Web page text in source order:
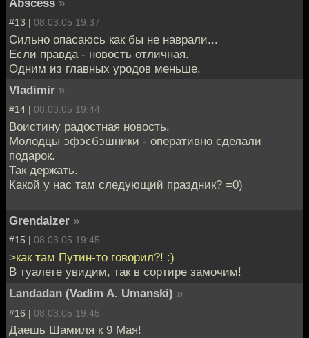
Abscess »
#13 | 08.03.05 19:37
Сильно опасаюсь как бы не наврали...
Если правда - новость отличная.
Одним из главных уродов меньше.
Vladimir »
#14 | 08.03.05 19:44
Воистину радостная новость.
Молодцы эфэсбэшники - оперативно сделали
подарок.
Так держать.
Какой у нас там следующий праздник? =0)
Grendaizer »
#15 | 08.03.05 19:45
>как там Путин-то говорил?! :)
В туалете увидим, так в сортире замочим!
Landadan (Vadim A. Umanski) »
#16 | 08.03.05 19:45
Даешь Шамиля к 9 Мая!